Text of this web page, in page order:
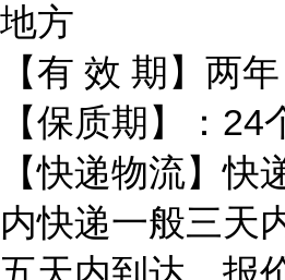
地方
【有 效 期】两年
【保质期】：24
【快递物流】快
内快递一般三天